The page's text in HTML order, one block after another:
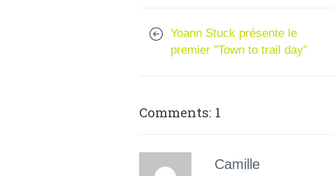
Yoann Stuck présente le
premier "Town to trail day"
Comments: 1
Camille